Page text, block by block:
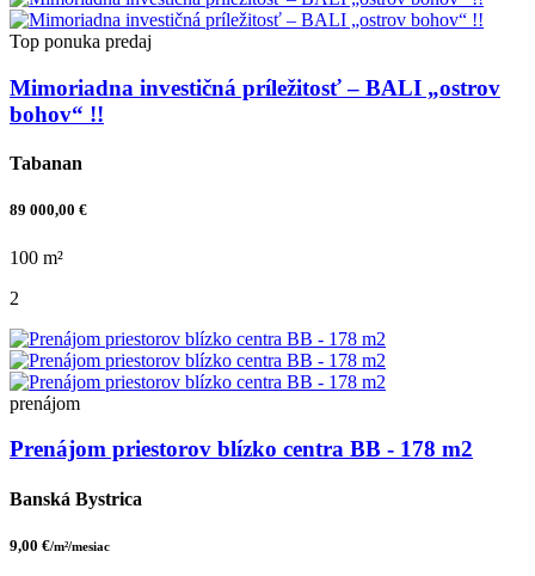
Top ponuka predaj
Mimoriadna investičná príležitosť – BALI „ostrov
bohov“ !!
Tabanan
89 000,00 €
100 m²
2
prenájom
Prenájom priestorov blízko centra BB - 178 m2
Banská Bystrica
9,00 €/m²/mesiac